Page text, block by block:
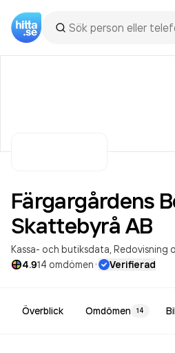
Färgargårdens
Skattebyrå AB
Kassa- och butiksdata Redovisning och
4.914 omdömen· Verifierad
Överblick Omdömen 14